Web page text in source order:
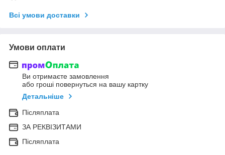
Всі умови доставки
Умови оплати
Ви отримаєте замовлення
або гроші повернуться на вашу картку
Детальніше
Післяплата
ЗА РЕКВІЗИТАМИ
Післяплата